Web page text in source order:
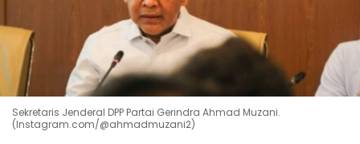
Sekretaris Jenderal DPP Partai Gerindra Ahmad Muzani.
(Instagram.com/@ahmadmuzani2)